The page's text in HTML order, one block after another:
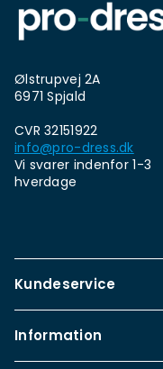
Ølstrupvej 2A
6971 Spjald
CVR 32151922
info@pro-dress.dk
Vi svarer indenfor 1-3
hverdage
Kundeservice
Information